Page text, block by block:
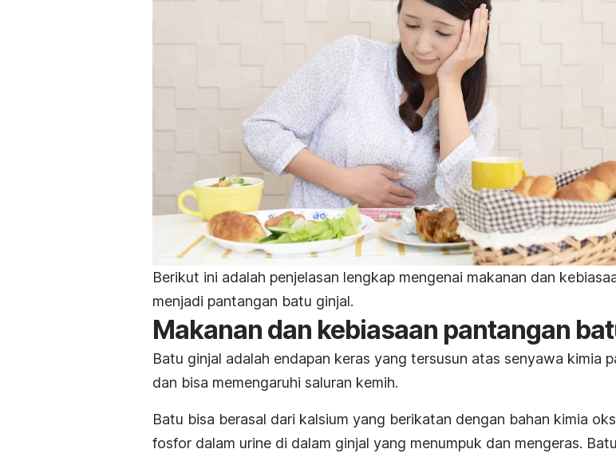
Berikut ini adalah penjelasan lengkap mengenai makanan dan
menjadi pantangan batu ginjal.
Makanan dan kebiasaan pantangan
Batu ginjal adalah endapan keras yang tersusun atas senyawa kimia
dan bisa memengaruhi saluran kemih.
Batu bisa berasal dari kalsium yang berikatan dengan bahan kimia
fosfor dalam urine di dalam ginjal yang menumpuk dan mengeras.